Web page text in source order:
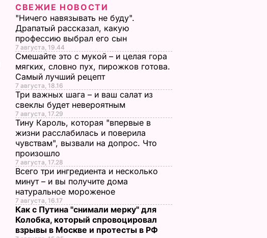
СВЕЖИЕ НОВОСТИ
"Ничего навязывать не буду".
Драпатый рассказал, какую
профессию выбрал его сын
7 августа, 19.44
Смешайте это с мукой – и целая гора
мягких, словно пух, пирожков готова.
Самый лучший рецепт
7 августа, 18.16
Три важных шага – и ваш салат из
свеклы будет невероятным
7 августа, 17.29
Тину Кароль, которая "впервые в
жизни расслабилась и поверила
чувствам", вызвали на допрос. Что
произошло
7 августа, 17.28
Всего три ингредиента и несколько
минут – и вы получите дома
натуральное мороженое
7 августа, 16.17
Как с Путина "снимали мерку" для
Колобка, который спровоцировал
взрывы в Москве и протесты в РФ